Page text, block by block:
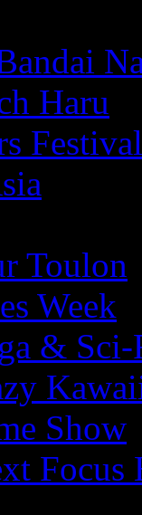
Haru
Festival
Toulon
Week
&
Show